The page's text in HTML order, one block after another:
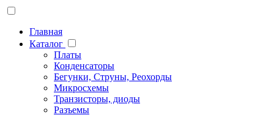
Главная
Каталог
Платы
Конденсаторы
Бегунки, Струны, Реохорды
Микросхемы
Транзисторы, диоды
Разъемы